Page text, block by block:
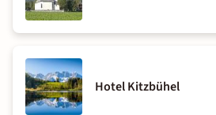
Hotel Kitzbühel